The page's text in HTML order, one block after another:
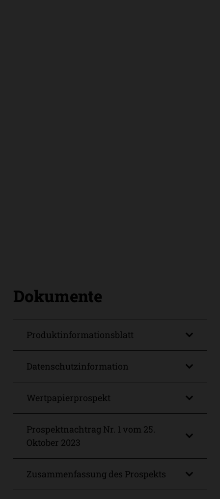
Dokumente
Produktinformationsblatt
Datenschutzinformation
Wertpapierprospekt
Prospektnachtrag Nr. 1 vom 25.
Oktober 2023
Zusammenfassung des Prospekts